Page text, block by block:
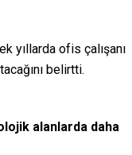
yıllarda ofis çalışanı
belirtti.
alanlarda daha